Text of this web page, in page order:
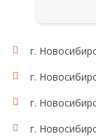
г.
г.
г.
г.